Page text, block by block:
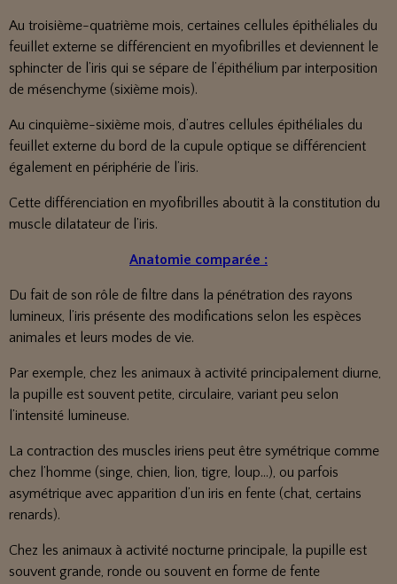
Au troisième-quatrième mois, certaines cellules épithéliales du
feuillet externe se différencient en myofibrilles et deviennent le
sphincter de l’iris qui se sépare de l’épithélium par interposition
de mésenchyme (sixième mois).
Au cinquième-sixième mois, d’autres cellules épithéliales du
feuillet externe du bord de la cupule optique se différencient
également en périphérie de l’iris.
Cette différenciation en myofibrilles aboutit à la constitution du
muscle dilatateur de l’iris.
Anatomie comparée :
Du fait de son rôle de filtre dans la pénétration des rayons
lumineux, l’iris présente des modifications selon les espèces
animales et leurs modes de vie.
Par exemple, chez les animaux à activité principalement diurne,
la pupille est souvent petite, circulaire, variant peu selon
l’intensité lumineuse.
La contraction des muscles iriens peut être symétrique comme
chez l’homme (singe, chien, lion, tigre, loup...), ou parfois
asymétrique avec apparition d’un iris en fente (chat, certains
renards).
Chez les animaux à activité nocturne principale, la pupille est
souvent grande, ronde ou souvent en forme de fente